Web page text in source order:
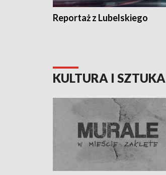
Reportaż z Lubelskiego
KULTURA I SZTUKA